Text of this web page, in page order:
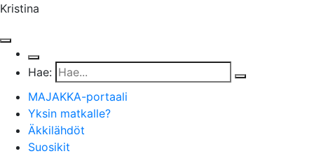
Kristina
Hae:
MAJAKKA-portaali
Yksin matkalle?
Äkkilähdöt
Suosikit